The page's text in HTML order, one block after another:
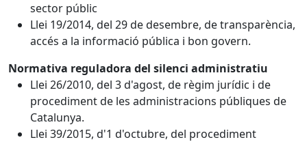
sector públic
Llei 19/2014, del 29 de desembre, de transparència,
accés a la informació pública i bon govern.
Normativa reguladora del silenci administratiu
Llei 26/2010, del 3 d'agost, de règim jurídic i de
procediment de les administracions públiques de
Catalunya.
Llei 39/2015, d'1 d'octubre, del procediment